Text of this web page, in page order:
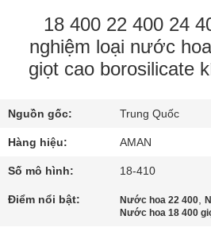
CHƯƠNG
TRÌNH
VR
VỀ
CHÚNG
TÔI
18 400 22 400 24
nghiệm loại nước
giọt cao borosilicate
Nguồn gốc: Trung Quốc
Hàng hiệu: AMAN
Số mô hình: 18-410
Điểm nổi bật: Nước hoa 22 400,
Nước hoa 18 400